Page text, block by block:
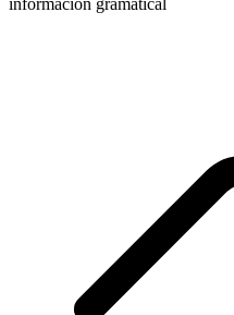
información gramatical